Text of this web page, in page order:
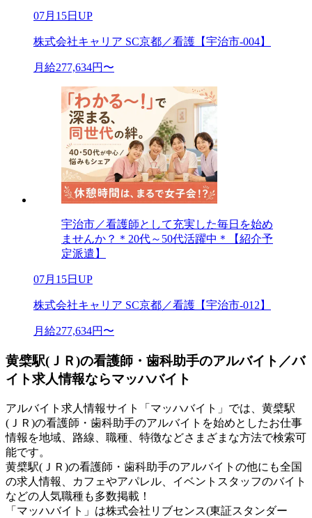
07月15日UP
株式会社キャリア SC京都／看護【宇治市-004】
月給277,634円〜
宇治市／看護師として充実した毎日を始め
ませんか？＊20代～50代活躍中＊【紹介予
定派遣】
07月15日UP
株式会社キャリア SC京都／看護【宇治市-012】
月給277,634円〜
黄檗駅(ＪＲ)の看護師・歯科助手のアルバイト／バ
イト求人情報ならマッハバイト
アルバイト求人情報サイト「マッハバイト」では、黄檗駅
(ＪＲ)の看護師・歯科助手のアルバイトを始めとしたお仕事
情報を地域、路線、職種、特徴などさまざまな方法で検索可
能です。
黄檗駅(ＪＲ)の看護師・歯科助手のアルバイトの他にも全国
の求人情報、カフェやアパレル、イベントスタッフのバイト
などの人気職種も多数掲載！
「マッハバイト」は株式会社リブセンス(東証スタンダー